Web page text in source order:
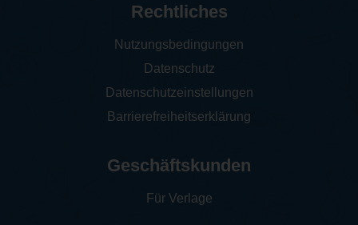
Rechtliches
Nutzungsbedingungen
Datenschutz
Datenschutzeinstellungen
Barrierefreiheitserklärung
Geschäftskunden
Für Verlage